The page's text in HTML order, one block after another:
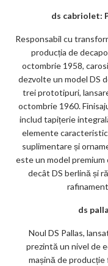
ds cabriolet:
Responsabil cu
producția de
octombrie 1958,
dezvolte un model DS
trei prototipuri,
octombrie 1960.
includ tapițerie
elemente
suplimentare și
este un model premium
decât DS berlină și
ds
Noul DS Pallas,
prezintă un nivel de
mașină de producție